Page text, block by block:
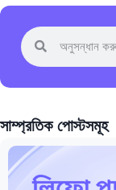
সাম্প্রতিক পোস্টসমূহ